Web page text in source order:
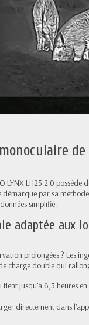
LYNX LH25 2.0 possède
démarque par sa
simplifié.
adaptée aux
prolongées ? Les
charge double qui
jusqu’à 6,5 heures
directement dans